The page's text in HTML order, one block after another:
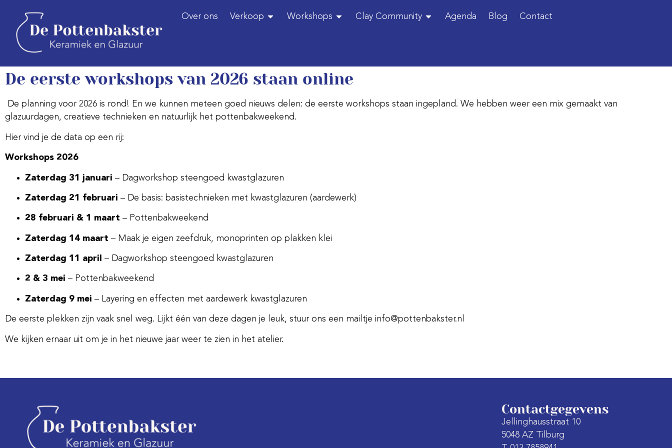
Over ons Verkoop Workshops Clay Community Agenda Blog Contact
De eerste workshops van 2026 staan online
De planning voor 2026 is rond! En we kunnen meteen goed nieuws delen: de eerste workshops staan ingepland. We hebben weer een mix gemaakt van
glazuurdagen, creatieve technieken en natuurlijk het pottenbakweekend.
Hier vind je de data op een rij:
Workshops 2026
Zaterdag 31 januari – Dagworkshop steengoed kwastglazuren
Zaterdag 21 februari – De basis: basistechnieken met kwastglazuren (aardewerk)
28 februari & 1 maart – Pottenbakweekend
Zaterdag 14 maart – Maak je eigen zeefdruk, monoprinten op plakken klei
Zaterdag 11 april – Dagworkshop steengoed kwastglazuren
2 & 3 mei – Pottenbakweekend
Zaterdag 9 mei – Layering en effecten met aardewerk kwastglazuren
De eerste plekken zijn vaak snel weg. Lijkt één van deze dagen je leuk, stuur ons een mailtje info@pottenbakster.nl
We kijken ernaar uit om je in het nieuwe jaar weer te zien in het atelier.
Contactgegevens
Jellinghausstraat 10
5048 AZ Tilburg